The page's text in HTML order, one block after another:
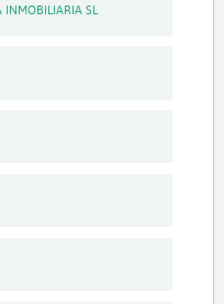
INMOBILIARIA SL